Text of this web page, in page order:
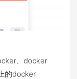
、docker
的docker